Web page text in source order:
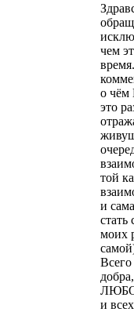
чем
о чём
это
той
и
стать
моих
и